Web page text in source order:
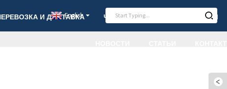
И ДОСТАВКА ЧАСТО ЗАДАВАЕМЫЕ ВОПРОСЫ
English